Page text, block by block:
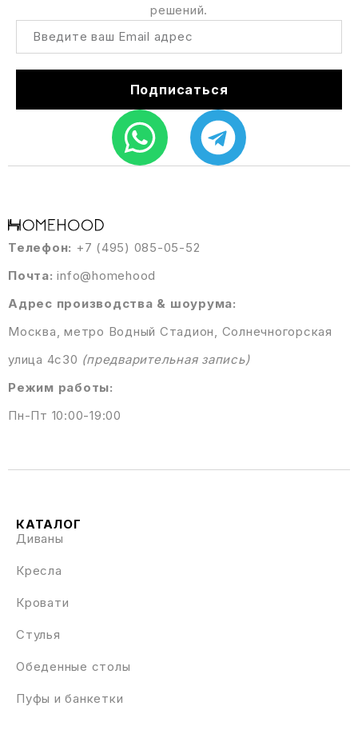
Телефон: +7 (495) 085-05-52
Почта: info@homehood
Адрес производства & шоурума:
Москва, метро Водный Стадион, Солнечногорская
улица 4с30 (предварительная запись)
Режим работы:
Пн-Пт 10:00-19:00
КАТАЛОГ
Диваны
Кресла
Кровати
Стулья
Обеденные столы
Пуфы и банкетки
решений.
Подписаться